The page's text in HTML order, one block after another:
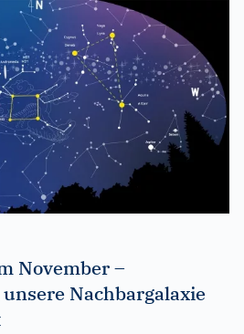
November –
Nachbargalaxie